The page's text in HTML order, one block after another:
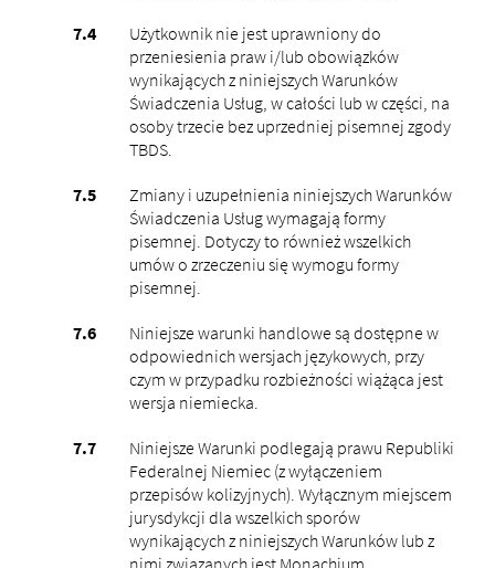
Użytkownik nie jest uprawniony do
przeniesienia praw i/lub obowiązków
wynikających z niniejszych Warunków
Świadczenia Usług, w całości lub w części, na
osoby trzecie bez uprzedniej pisemnej zgody
TBDS.
Zmiany i uzupełnienia niniejszych Warunków
Świadczenia Usług wymagają formy
pisemnej. Dotyczy to również wszelkich
umów o zrzeczeniu się wymogu formy
pisemnej.
Niniejsze warunki handlowe są dostępne w
odpowiednich wersjach językowych, przy
czym w przypadku rozbieżności wiążąca jest
wersja niemiecka.
Niniejsze Warunki podlegają prawu Republiki
Federalnej Niemiec (z wyłączeniem
przepisów kolizyjnych). Wyłącznym miejscem
jurysdykcji dla wszelkich sporów
wynikających z niniejszych Warunków lub z
nimi związanych jest Monachium.